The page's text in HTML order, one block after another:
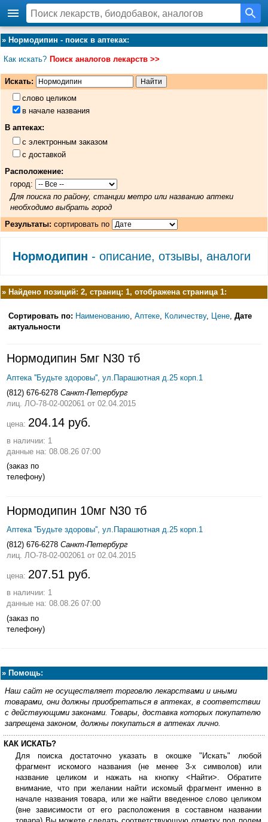
» Нормодипин - поиск в аптеках:
Как искать? Поиск аналогов лекарств >>
Искать:
слово целиком
в начале названия
В аптеках:
с электронным заказом
с доставкой
Расположение:
город:
Для поиска по району, станции метро или названию аптеки
необходимо выбрать город
Результаты: сортировать по
Нормодипин - описание, отзывы, аналоги
» Найдено позиций: 2, страниц: 1, отображена страница 1:
Сортировать по: Наименованию Аптеке Количеству, Цене Дате
актуальности
Нормодипин 5мг N30 тб
Аптека ''Будьте здоровы'', ул.Парашютная д.25 корп.1
(812) 676-6278 Санкт-Петербург
лиц. ЛО-78-02-002061 от 02.04.2015
цена: 204.14 руб.
в наличии: 1
данные на: 08.08.26 07:00
(заказ по
телефону)
Нормодипин 10мг N30 тб
Аптека ''Будьте здоровы'', ул.Парашютная д.25 корп.1
(812) 676-6278 Санкт-Петербург
лиц. ЛО-78-02-002061 от 02.04.2015
цена: 207.51 руб.
в наличии: 1
данные на: 08.08.26 07:00
(заказ по
телефону)
» Помощь:
Наш сайт не осуществляет торговлю лекарствами и иными
товарами, они должны приобретаться в аптеках, в соответствии
с действующими законами. Товары, доставка которых покупателю
запрещена законом, должны покупаться в аптеках лично.
КАК ИСКАТЬ?
Для поиска достаточно указать в окошке "Искать" любой
фрагмент искомого названия (не менее 3-х символов) или
название целиком и нажать на кнопку <Найти>. Обратите
внимание, что при желании найти искомый фрагмент именно в
начале названия товара, или же найти введенное слово целиком
(вне зависимости от его расположения в составном названии